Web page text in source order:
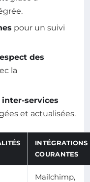
pour un suivi
des
la
services
et actualisées.
INTÉGRATIONS
COURANTES
Mailchimp,